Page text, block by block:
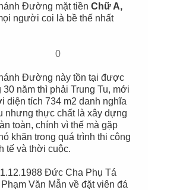
Đường mặt tiền Chữ A,
người coi là bề thế nhất
Đường này tồn tại được
30 năm thì phải Trung Tu, mới
diện tích 734 m2 danh nghĩa
nhưng thực chất là xây dựng
toàn, chính vì thế mà gặp
khăn trong quá trình thi công
tế và thời cuộc.
Đức Cha Phụ Tá
Văn Mẫn về đặt viên đá